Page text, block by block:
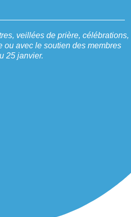
veillées de prière, célébrations,
ou avec le soutien des membres
25 janvier.